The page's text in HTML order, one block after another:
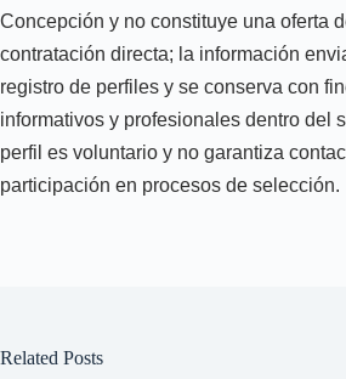
Concepción y no constituye una oferta
contratación directa; la información
registro de perfiles y se conserva con
informativos y profesionales dentro del
perfil es voluntario y no garantiza
participación en procesos de selección.
Related Posts